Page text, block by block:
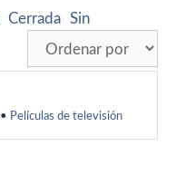
Cerrada Sin
• Películas de televisión